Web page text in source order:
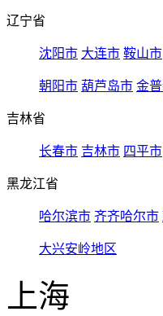
辽宁省
沈阳市 大连市 鞍山市
朝阳市 葫芦岛市 金
吉林省
长春市 吉林市 四平市
黑龙江省
哈尔滨市 齐齐哈尔市
大兴安岭地区
上海